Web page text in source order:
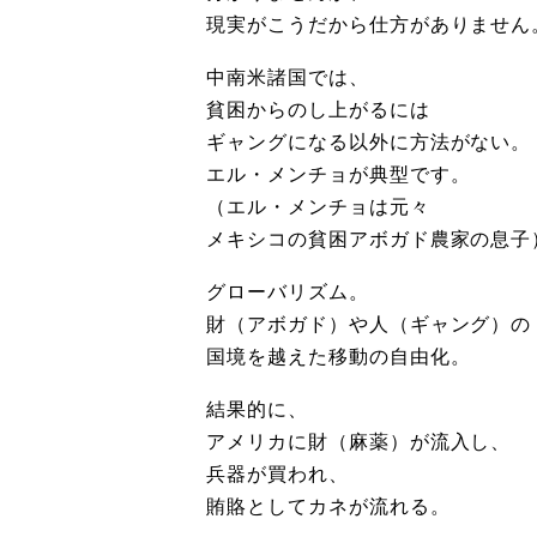
現実がこうだから仕方がありません
中南米諸国では、
貧困からのし上がるには
ギャングになる以外に方法がない。
エル・メンチョが典型です。
（エル・メンチョは元々
メキシコの貧困アボガド農家の息子
グローバリズム。
財（アボガド）や人（ギャング）の
国境を越えた移動の自由化。
結果的に、
アメリカに財（麻薬）が流入し、
兵器が買われ、
賄賂としてカネが流れる。